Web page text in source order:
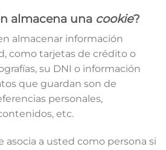
almacena una cookie?
almacenar información
como tarjetas de crédito o
su DNI o información
que guardan son de
personales,
etc.
asocia a usted como persona si